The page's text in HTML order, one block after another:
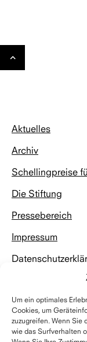
Um ein optimales
Cookies, um
zuzugreifen. Wenn Sie
wie das Surfverhalten
Gehe
Aktuelles
Archiv
Schellingpreise
Die Stiftung
Pressebereich
Impressum
Kontakt